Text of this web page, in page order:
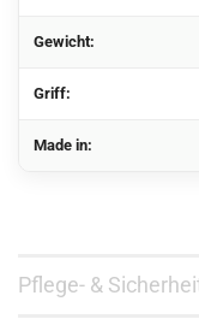
Gewicht:
Griff:
Made in:
Pflege- &